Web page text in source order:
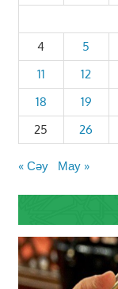
4
5
11
12
18
19
25
26
« Сәу Мау »